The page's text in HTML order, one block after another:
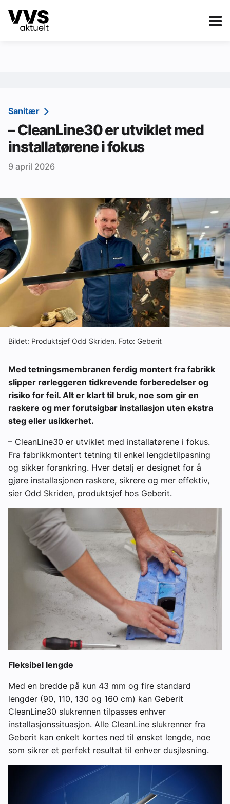
Kategorier
Sanitær
Ventilasjon
Varme og energi
Byggautomasjon
Aktuelle prosjekter
Om VVS Aktuelt
Kontakt oss:
Abonner på fagbladet Byggfakta Nyheter
Annonsere i VVS Aktuelt
Kontakt oss
eBlad
Sanitær
– CleanLine30 er utviklet med
installatørene i fokus
9 april 2026
Bildet: Produktsjef Odd Skriden. Foto: Geberit
Med tetningsmembranen ferdig montert fra fabrikk
slipper rørleggeren tidkrevende forberedelser og
risiko for feil. Alt er klart til bruk, noe som gir en
raskere og mer forutsigbar installasjon uten ekstra
steg eller usikkerhet.
– CleanLine30 er utviklet med installatørene i fokus.
Fra fabrikkmontert tetning til enkel lengdetilpasning
og sikker forankring. Hver detalj er designet for å
gjøre installasjonen raskere, sikrere og mer effektiv,
sier Odd Skriden, produktsjef hos Geberit.
Fleksibel lengde
Med en bredde på kun 43 mm og fire standard
lengder (90, 110, 130 og 160 cm) kan Geberit
CleanLine30 slukrennen tilpasses enhver
installasjonssituasjon. Alle CleanLine slukrenner fra
Geberit kan enkelt kortes ned til ønsket lengde, noe
som sikrer et perfekt resultat til enhver dusjløsning.